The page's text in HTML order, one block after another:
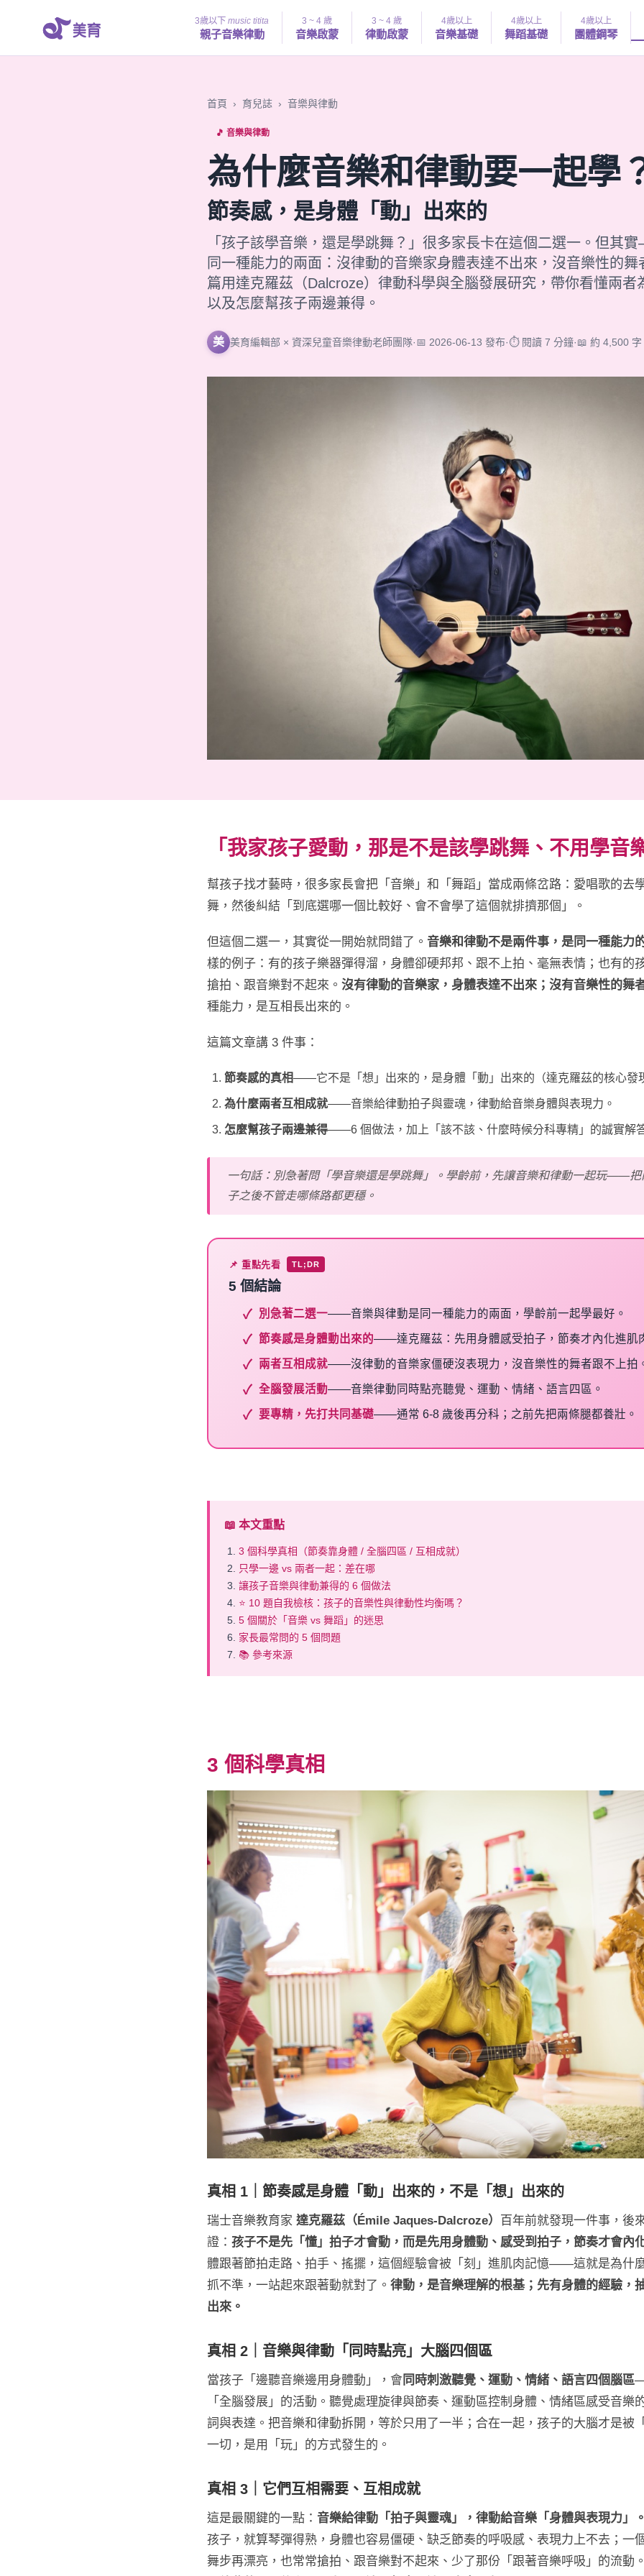
3歲以下music titita
親子音樂律動
3 ~ 4 歲
音樂啟蒙
3 ~ 4 歲
律動啟蒙
4歲以上
音樂基礎
4歲以上
舞蹈基礎
4歲以上
團體鋼琴
首頁 › 育兒誌 › 音樂與律動
🎵 音樂與律動
為什麼音樂和律動要一起學
節奏感，是身體「動」出來的
「孩子該學音樂，還是學跳舞？」很多家長卡在這個二選一。但其
同一種能力的兩面：沒律動的音樂家身體表達不出來，沒音樂性的
篇用達克羅茲（Dalcroze）律動科學與全腦發展研究，帶你看懂兩者
以及怎麼幫孩子兩邊兼得。
美 美育編輯部 × 資深兒童音樂律動老師團隊·📅 2026-06-13 發布·⏱ 閱讀 7 分鐘·📖 約 4,500 字
「我家孩子愛動，那是不是該學跳舞、不用學音
幫孩子找才藝時，很多家長會把「音樂」和「舞蹈」當成兩條岔路：愛唱歌的去
舞，然後糾結「到底選哪一個比較好、會不會學了這個就排擠那個」。
但這個二選一，其實從一開始就問錯了。 音樂和律動不是兩件事，是同一種能力
樣的例子：有的孩子樂器彈得溜，身體卻硬邦邦、跟不上拍、毫無表情；也有的
搶拍、跟音樂對不起來。 沒有律動的音樂家，身體表達不出來；沒有音樂性的舞
種能力，是互相長出來的。
這篇文章講 3 件事：
節奏感的真相——它不是「想」出來的，是身體「動」出來的（達克羅茲的核心發
為什麼兩者互相成就——音樂給律動拍子與靈魂，律動給音樂身體與表現力。
怎麼幫孩子兩邊兼得——6 個做法，加上「該不該、什麼時候分科專精」的誠實解
一句話：別急著問「學音樂還是學跳舞」。學齡前，先讓音樂和律動一起玩——把
子之後不管走哪條路都更穩。
📌 重點先看 TL;DR
5 個結論
別急著二選一——音樂與律動是同一種能力的兩面，學齡前一起學最好。
節奏感是身體動出來的——達克羅茲：先用身體感受拍子，節奏才內化進肌
兩者互相成就——沒律動的音樂家僵硬沒表現力，沒音樂性的舞者跟不上拍
全腦發展活動——音樂律動同時點亮聽覺、運動、情緒、語言四區。
要專精，先打共同基礎——通常 6-8 歲後再分科；之前先把兩條腿都養壯。
📖 本文重點
3 個科學真相（節奏靠身體 / 全腦四區 / 互相成就）
只學一邊 vs 兩者一起：差在哪
讓孩子音樂與律動兼得的 6 個做法
⭐ 10 題自我檢核：孩子的音樂性與律動性均衡嗎？
5 個關於「音樂 vs 舞蹈」的迷思
家長最常問的 5 個問題
📚 參考來源
3 個科學真相
真相 1｜節奏感是身體「動」出來的，不是「想」出來的
瑞士音樂教育家 達克羅茲（Émile Jaques-Dalcroze）
百年前就發現一件事，後
證： 孩子不是先「懂」拍子才會動，而是先用身體動、感受到拍子，節奏才會內
體跟著節拍走路、拍手、搖擺，這個經驗會被「刻」進肌肉記憶——這就是為什
抓不準，一站起來跟著動就對了。 律動，是音樂理解的根基；先有身體的經驗，
出來。
真相 2｜音樂與律動「同時點亮」大腦四個區
當孩子「邊聽音樂邊用身體動」，會 同時刺激聽覺、運動、情緒、語言四個腦區
「全腦發展」的活動。聽覺處理旋律與節奏、運動區控制身體、情緒區感受音樂
詞與表達。把音樂和律動拆開，等於只用了一半；合在一起，孩子的大腦才是被
一切，是用「玩」的方式發生的。
真相 3｜它們互相需要、互相成就
這是最關鍵的一點： 音樂給律動「拍子與靈魂」，律動給音樂「身體與表現力」
孩子，就算琴彈得熟，身體也容易僵硬、缺乏節奏的呼吸感、表現力上不去；一
舞步再漂亮，也常常搶拍、跟音樂對不起來、少了那份「跟著音樂呼吸」的流動